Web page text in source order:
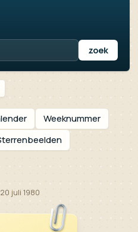
2026
Weeknummer
20 juli 1980